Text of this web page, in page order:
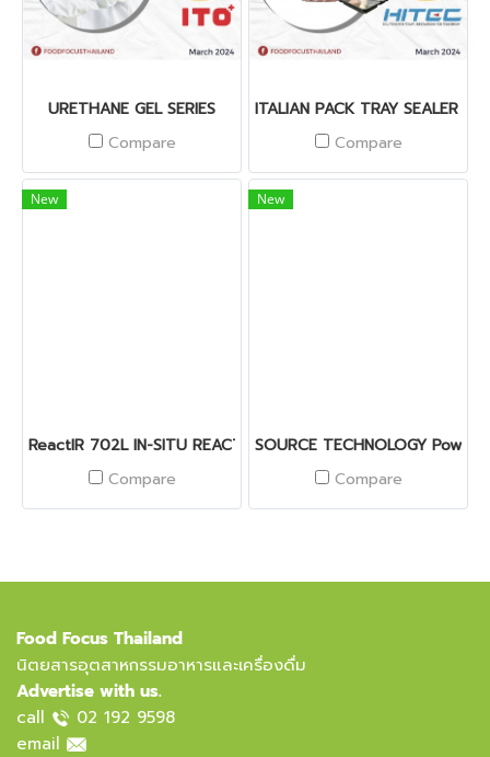
URETHANE GEL SERIES
Compare
ITALIAN PACK TRAY SEALER
Compare
New
ReactIR 702L IN-SITU REACTION ANALYSIS
Compare
New
SOURCE TECHNOLOGY
Compare
Food Focus Thailand
นิตยสารอุตสาหกรรมอาหารและเครื่องดื่ม
Advertise with us.
call
02 192 9598
email